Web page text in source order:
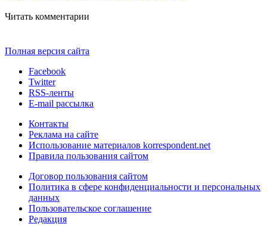
Читать комментарии
Полная версия сайта
Facebook
Twitter
RSS-ленты
E-mail рассылка
Контакты
Реклама на сайте
Использование материалов korrespondent.net
Правила пользования сайтом
Договор пользования сайтом
Политика в сфере конфиденциальности и персональных
данных
Пользовательское соглашение
Редакция